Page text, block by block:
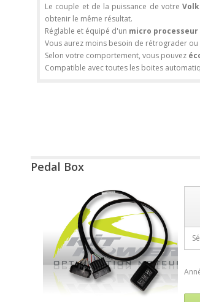
Le couple et de la puissance de votre
obtenir le même résultat.
Réglable et équipé d'un micro
Vous aurez moins besoin de rétrograder
Selon votre comportement, vous pouvez
Compatible avec toutes les boites
Pedal Box